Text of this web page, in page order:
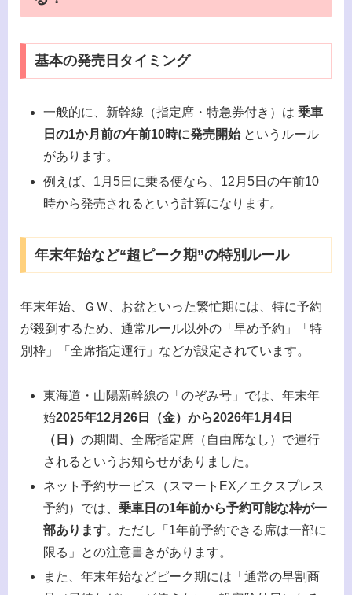
基本の発売日タイミング
一般的に、新幹線（指定席・特急券付き）は乗車
日の1か月前の午前10時に発売開始というルール
があります。
例えば、1月5日に乗る便なら、12月5日の午前10
時から発売されるという計算になります。
年末年始など“超ピーク期”の特別ルール
年末年始、ＧＷ、お盆といった繁忙期には、特に予約
が殺到するため、通常ルール以外の「早め予約」「特
別枠」「全席指定運行」などが設定されています。
東海道・山陽新幹線の「のぞみ号」では、年末年
始2025年12月26日（金）から2026年1月4日
（日）の期間、全席指定席（自由席なし）で運行
されるというお知らせがありました。
ネット予約サービス（スマートEX／エクスプレス
予約）では、乗車日の1年前から予約可能な枠が一
部あります。ただし「1年前予約できる席は一部に
限る」との注意書きがあります。
また、年末年始などピーク期には「通常の早割商